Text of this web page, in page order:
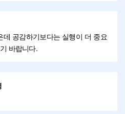
데 공감하기보다는 실행이 더 중요
바랍니다.